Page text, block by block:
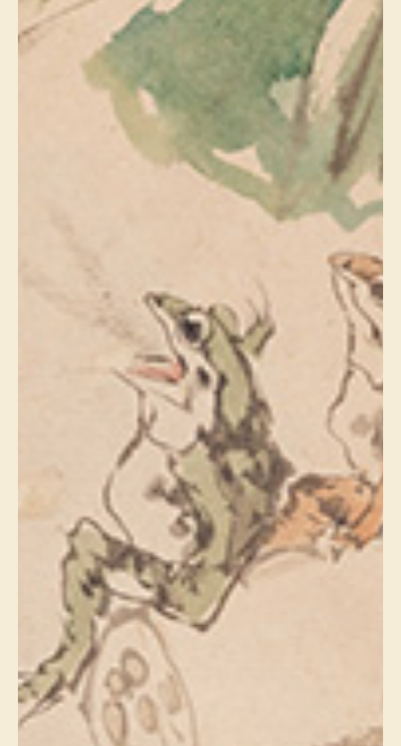
ウオッチ／
ウオッチ
ネックレス
ブレスレット
その他
ファッション
ネクタイ
マフラー／ス
スカーフ／ス
手袋
傘／日傘